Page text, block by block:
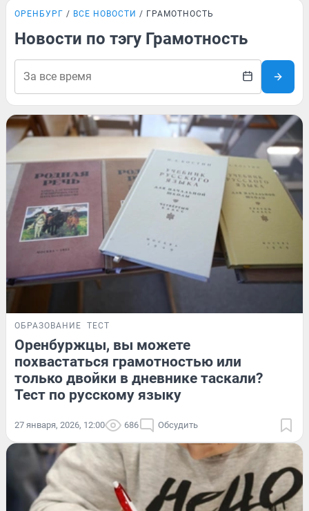
ОРЕНБУРГ ВСЕ НОВОСТИ ГРАМОТНОСТЬ
Новости по тэгу Грамотность
ОБРАЗОВАНИЕ ТЕСТ
Оренбуржцы, вы можете
похвастаться грамотностью или
только двойки в дневнике таскали?
Тест по русскому языку
27 января, 2026, 12:00 686 Обсудить